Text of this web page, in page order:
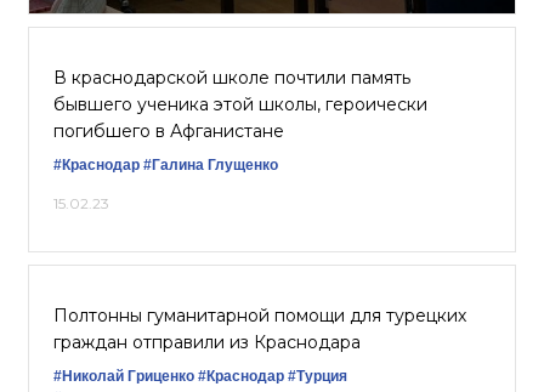
В краснодарской школе почтили память
бывшего ученика этой школы, героически
погибшего в Афганистане
#Краснодар #Галина Глущенко
15.02.23
Полтонны гуманитарной помощи для турецких
граждан отправили из Краснодара
#Николай Гриценко #Краснодар #Турция